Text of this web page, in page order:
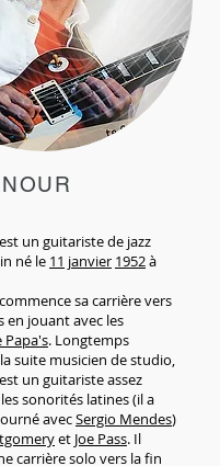
un guitariste de jazz
né le 11 janvier 1952à
sa carrière vers
en jouant avec les
Papa's. Longtemps
suite musicien de studio,
un guitariste assez
sonorités latines (il a
avecSergio Mendes)
et Joe Pass. Il
carrière solo vers la fin